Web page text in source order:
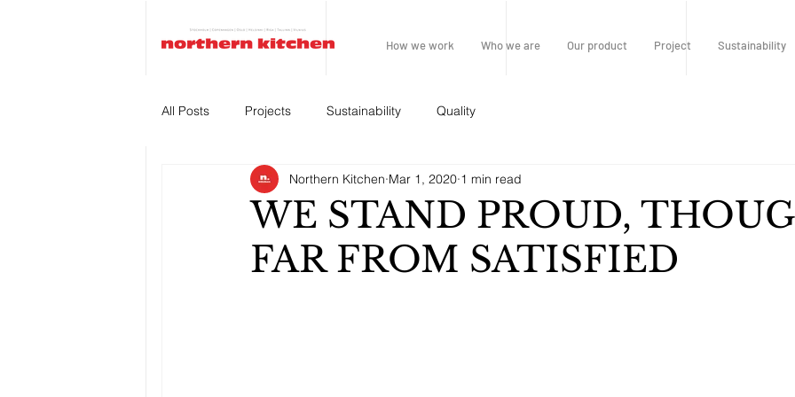
How we work Who we are Our product Project Sustainability
All Posts Projects Sustainability Quality
WE STAND PROUD,
FAR FROM SATISFIED
Northern Kitchen Mar 1, 2020 1 min read